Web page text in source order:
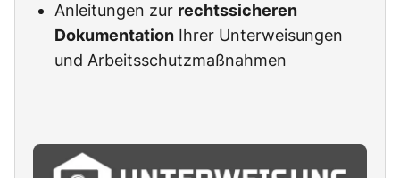
Anleitungen zur rechtssicheren
Dokumentation Ihrer Unterweisungen
und Arbeitsschutzmaßnahmen